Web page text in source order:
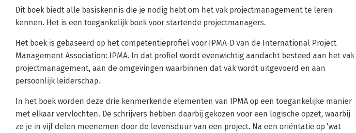
Dit boek biedt alle basiskennis die je nodig hebt om het vak projectmanagement te leren
kennen. Het is een toegankelijk boek voor startende projectmanagers.
Het boek is gebaseerd op het competentieprofiel voor IPMA-D van de International Project
Management Association: IPMA. In dat profiel wordt evenwichtig aandacht besteed aan het vak
projectmanagement, aan de omgevingen waarbinnen dat vak wordt uitgevoerd en aan
persoonlijk leiderschap.
In het boek worden deze drie kenmerkende elementen van IPMA op een toegankelijke manier
met elkaar vervlochten. De schrijvers hebben daarbij gekozen voor een logische opzet, waarbij
ze je in vijf delen meenemen door de levensduur van een project. Na een oriëntatie op 'wat